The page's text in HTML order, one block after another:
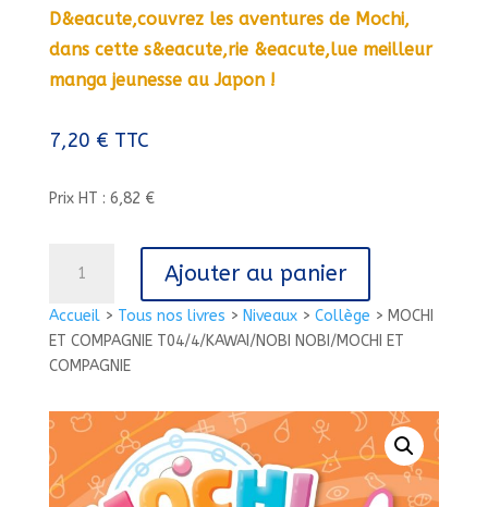
Accueil> Tous nos livres > Niveaux> Collège > MOCHI
ET COMPAGNIE T04/4/KAWAI/NOBI NOBI/MOCHI ET
COMPAGNIE
D&eacute,couvrez les aventures de Mochi,
dans cette s&eacute,rie &eacute,lue meilleur
manga jeunesse au Japon !
7,20 € TTC
Prix HT : 6,82 €
MOCHI
ET
COMPAGNIE
ET
COMPAGNIE
Ajouter au panier